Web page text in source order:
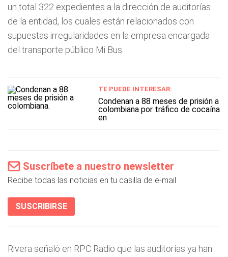
un total 322 expedientes a la dirección de auditorías
de la entidad, los cuales están relacionados con
supuestas irregularidades en la empresa encargada
del transporte público Mi Bus.
TE PUEDE INTERESAR:
Condenan a 88 meses de prisión a
colombiana por tráfico de cocaína
en
Suscríbete a nuestro newsletter
Recibe todas las noticias en tu casilla de e-mail.
SUSCRIBIRSE
Rivera señaló en RPC Radio que las auditorías ya han